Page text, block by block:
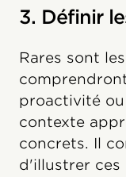
3. Définir
Rares sont
proactivité
contexte
concrets. Il
d'illustrer ces